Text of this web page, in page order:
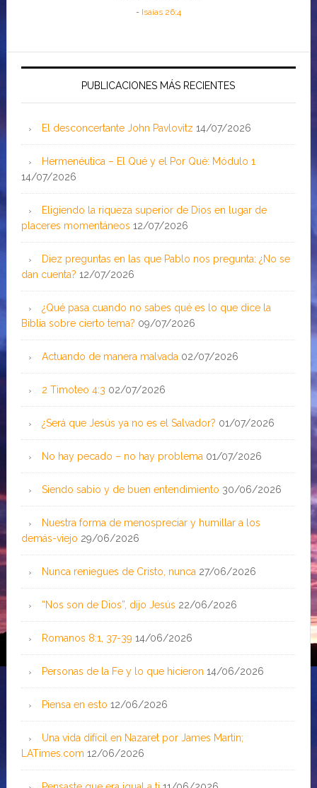
- Isaías 26:4
PUBLICACIONES MÁS RECIENTES
El desconcertante John Pavlovitz 14/07/2026
Hermenéutica – El Qué y el Por Qué: Módulo 1
14/07/2026
Eligiendo la riqueza superior de Dios en lugar de
placeres momentáneos 12/07/2026
Diez preguntas en las que Pablo nos pregunta: ¿No se
dan cuenta? 12/07/2026
¿Qué pasa cuando no sabes qué es lo que dice la
Biblia sobre cierto tema? 09/07/2026
Actuando de manera malvada 02/07/2026
2 Timoteo 4:3 02/07/2026
¿Será que Jesús ya no es el Salvador? 01/07/2026
No hay pecado – no hay problema 01/07/2026
Siendo sabio y de buen entendimiento 30/06/2026
Nuestra forma de menospreciar y humillar a los
demás-viejo 29/06/2026
Nunca reniegues de Cristo, nunca 27/06/2026
“Nos son de Dios”, dijo Jesús 22/06/2026
Romanos 8:1, 37-39 14/06/2026
Personas de la Fe y lo que hicieron 14/06/2026
Piensa en esto 12/06/2026
Una vida difícil en Nazaret por James Martin;
LATimes.com 12/06/2026